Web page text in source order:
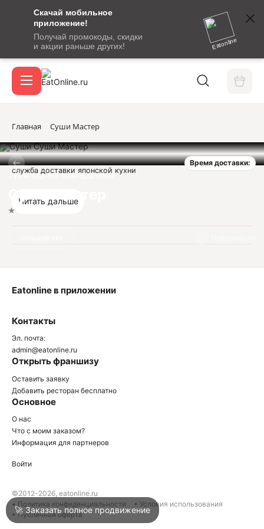
Скачай мобильное
приложение!
Получай промокоды, скидки
и акции раньше других!
Eatonline
сообщение
кодом
подтверждения
Вход / регистрация
Акции
Войти
Написать в техподдержку
Главная Суши Мастер
Время доставки:
Суши-Бар-Магазин-Доставка
Суши Мастер
служба доставки японской кухни
Читать дальше
Контакты
Эл. почта:
admin@eatonline.ru
Открыть франшизу
Оставить заявку
Добавить ресторан бесплатно
Основное
О нас
Что с моим заказом?
Информация для партнеров
Eatonline в приложении
Войти
©2012-2026, eatonline.ru
• Политика конфиденциальности
• Условия использования
• Публичная оферта
🚀 Заказать полное продвижение